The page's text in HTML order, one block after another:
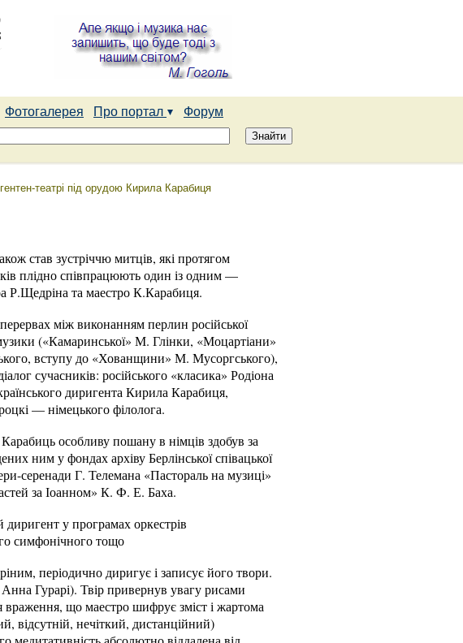
Фотогалерея Про портал
Форум
театрі під орудою Кирила Карабиця
став зустріччю митців, які протягом
плідно співпрацюють один із одним —
Р.Щедріна та маестро К.Карабиця.
між виконанням перлин російської
(«Камаринської» М. Глінки, «Моцартіани»
вступу до «Хованщини» М. Мусоргського),
сучасників: російського «класика» Родіона
диригента Кирила Карабиця,
— німецького філолога.
особливу пошану в німців здобув за
ним у фондах архіву Берлінської співацької
серенади Г. Телемана «Пастораль на музиці»
за Іоанном» К. Ф. Е. Баха.
у програмах оркестрів
симфонічного тощо
періодично диригує і записує його твори.
Гурарі). Твір привернув увагу рисами
що маестро шифрує зміст і жартома
відсутній, нечіткий, дистанційний)